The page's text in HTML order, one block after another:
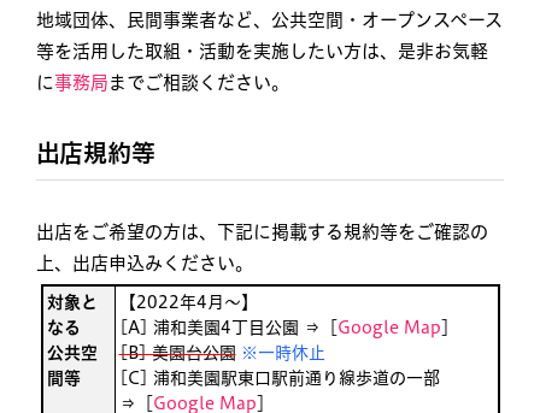
地域団体、民間事業者など、公共空間・オープンスペース
等を活用した取組・活動を実施したい方は、是非お気軽
に事務局 までご相談ください。
出店規約等
出店をご希望の方は、下記に掲載する規約等をご確認の
上、出店申込みください。
対象と
なる
公共空
間等
【2022年4月〜】
[A] 浦和美園4丁目公園 ⇒［
Google Map
[B] 美園台公園 ※一時休止
[C] 浦和美園駅東口駅前通り線歩道の一部
⇒［
Google Map